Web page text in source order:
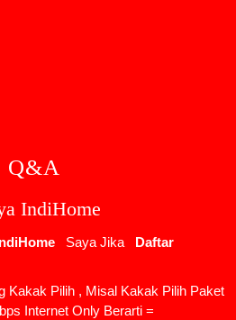
Q&A
IndiHome
Saya Jika
Daftar
Kakak Pilih , Misal Kakak Pilih Paket
Internet Only Berarti =